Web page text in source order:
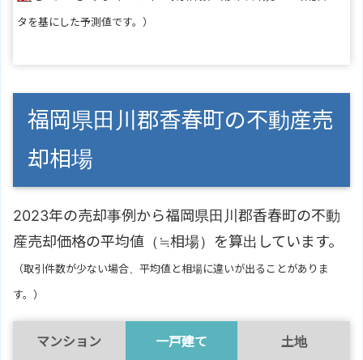
タを基にした予測値です。）
福岡県田川郡香春町の不動産売
却相場
2023年の売却事例から福岡県田川郡香春町の不動
産売却価格の平均値（≒相場）を算出しています。
（取引件数が少ない場合、平均値と相場に違いが出ることがありま
す。）
マンション 一戸建て 土地